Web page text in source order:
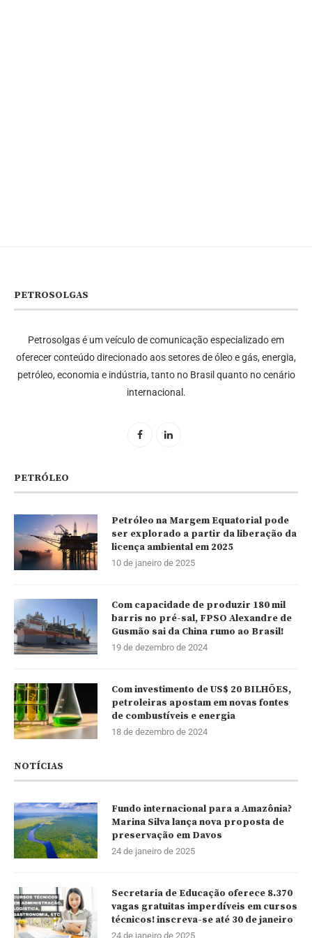
PETROSOLGAS
Petrosolgas é um veículo de comunicação especializado em
oferecer conteúdo direcionado aos setores de óleo e gás, energia,
petróleo, economia e indústria, tanto no Brasil quanto no cenário
internacional.
PETRÓLEO
Petróleo na Margem Equatorial pode
ser explorado a partir da liberação da
licença ambiental em 2025
10 de janeiro de 2025
Com capacidade de produzir 180 mil
barris no pré-sal, FPSO Alexandre de
Gusmão sai da China rumo ao Brasil!
19 de dezembro de 2024
Com investimento de US$ 20 BILHÕES,
petroleiras apostam em novas fontes
de combustíveis e energia
18 de dezembro de 2024
NOTÍCIAS
Fundo internacional para a Amazônia?
Marina Silva lança nova proposta de
preservação em Davos
24 de janeiro de 2025
Secretaria de Educação oferece 8.370
vagas gratuitas imperdíveis em cursos
técnicos! inscreva-se até 30 de janeiro
24 de janeiro de 2025